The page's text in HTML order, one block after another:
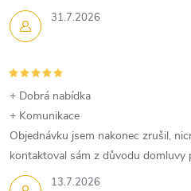
31.7.2026
13.7.2026
+ Dobrá nabídka
+ Komunikace
Objednávku jsem nakonec zrušil,
kontaktoval sám z důvodu domluvy